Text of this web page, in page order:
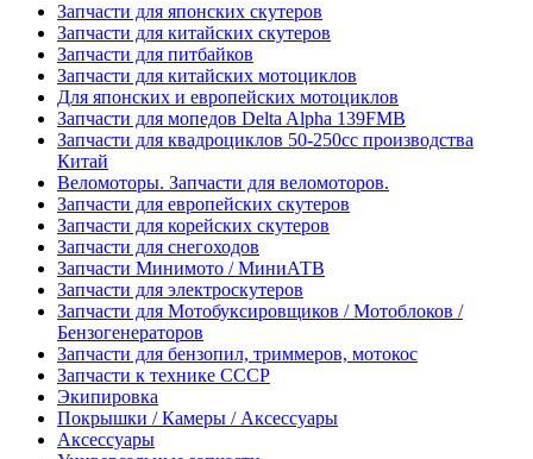
Запчасти для японских скутеров
Запчасти для китайских скутеров
Запчасти для питбайков
Запчасти для китайских мотоциклов
Для японских и европейских мотоциклов
Запчасти для мопедов Delta Alpha 139FMB
Запчасти для квадроциклов 50-250сс производства
Китай
Веломоторы. Запчасти для веломоторов.
Запчасти для европейских скутеров
Запчасти для корейских скутеров
Запчасти для снегоходов
Запчасти Минимото / МиниАТВ
Запчасти для электроскутеров
Запчасти для Мотобуксировщиков / Мотоблоков /
Бензогенераторов
Запчасти для бензопил, триммеров, мотокос
Запчасти к технике СССР
Экипировка
Покрышки / Камеры / Аксессуары
Аксессуары